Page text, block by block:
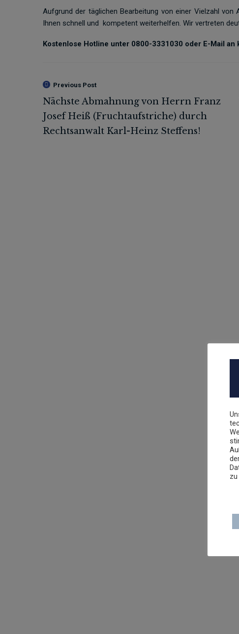
Aufgrund der täglichen Bearbeitung von einer Vielzahl
Ihnen schnell und kompetent weiterhelfen. Wir vertreten
Kostenlose Hotline unter 0800-3331030 oder E-Mail
Previous Post